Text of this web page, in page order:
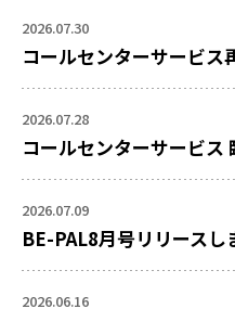
2026.07.30
コールセンターサービス
2026.07.28
コールセンターサービス
2026.07.09
BE-PAL8月号リリースし
2026.06.16